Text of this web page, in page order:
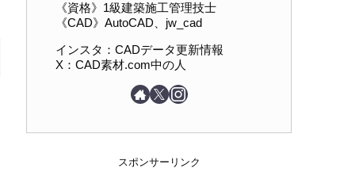
《資格》1級建築施工管理技士
《CAD》AutoCAD、jw_cad
インスタ：CADデータ更新情報
X：CAD素材.com中の人
スポンサーリンク